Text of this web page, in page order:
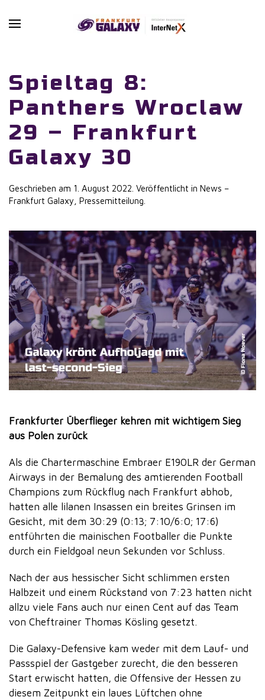
Skip to main content
Spieltag 8:
Panthers Wroclaw
29 – Frankfurt
Galaxy 30
Geschrieben am 1. August 2022 . Veröffentlicht in News –
Frankfurt Galaxy Pressemitteilung
Frankfurter Überflieger kehren mit wichtigem Sieg
aus Polen zurück
Als die Chartermaschine Embraer E190LR der German
Airways in der Bemalung des amtierenden Football
Champions zum Rückflug nach Frankfurt abhob,
hatten alle lilanen Insassen ein breites Grinsen im
Gesicht, mit dem 30:29 (0:13; 7:10/6:0; 17:6)
entführten die mainischen Footballer die Punkte
durch ein Fieldgoal neun Sekunden vor Schluss.
Nach der aus hessischer Sicht schlimmen ersten
Halbzeit und einem Rückstand von 7:23 hatten nicht
allzu viele Fans auch nur einen Cent auf das Team
von Cheftrainer Thomas Kösling gesetzt.
Die Galaxy-Defensive kam weder mit dem Lauf- und
Passspiel der Gastgeber zurecht, die den besseren
Start erwischt hatten, die Offensive der Hessen zu
diesem Zeitpunkt ein laues Lüftchen ohne